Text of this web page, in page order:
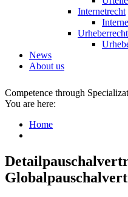
Internetrecht
Urheberrecht
News
About us
Competence through
You are here:
Home